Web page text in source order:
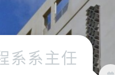
系系主任